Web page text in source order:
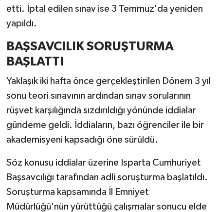
etti. İptal edilen sınav ise 3 Temmuz'da yeniden
yapıldı.
BAŞSAVCILIK SORUŞTURMA
BAŞLATTI
Yaklaşık iki hafta önce gerçekleştirilen Dönem 3 yıl
sonu teori sınavının ardından sınav sorularının
rüşvet karşılığında sızdırıldığı yönünde iddialar
gündeme geldi. İddiaların, bazı öğrenciler ile bir
akademisyeni kapsadığı öne sürüldü.
Söz konusu iddialar üzerine Isparta Cumhuriyet
Başsavcılığı tarafından adli soruşturma başlatıldı.
Soruşturma kapsamında İl Emniyet
Müdürlüğü'nün yürüttüğü çalışmalar sonucu elde